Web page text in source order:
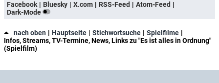
Facebook
Bluesky X.com RSS-Feed
Atom-Feed
Dark-Mode
nach oben Hauptseite Stichwortsuche
Spielfilme
Infos, Streams, TV-Termine, News, Links zu "Es ist alles in Ordnung"
(Spielfilm)